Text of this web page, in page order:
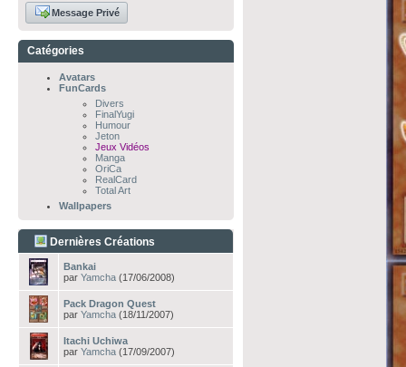
Message Privé
Catégories
Avatars
FunCards
Divers
FinalYugi
Humour
Jeton
Jeux Vidéos
Manga
OriCa
RealCard
Total Art
Wallpapers
Dernières Créations
Bankai
par Yamcha (17/06/2008)
Pack Dragon Quest
par Yamcha (18/11/2007)
Itachi Uchiwa
par Yamcha (17/09/2007)